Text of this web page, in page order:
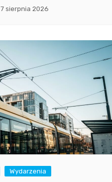
7 sierpnia 2026
Wydarzenia